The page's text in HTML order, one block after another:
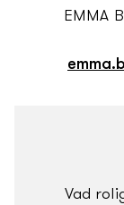
EMMA
Vad